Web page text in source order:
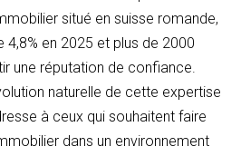
situé en suisse romande,
4,8% en 2025 et plus de 2000
une réputation de confiance.
naturelle de cette expertise
à ceux qui souhaitent faire
dans un environnement